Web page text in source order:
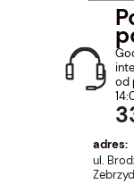
od
adres:
ul.